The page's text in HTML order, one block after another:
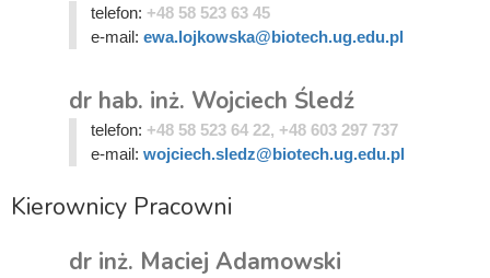
telefon: +48 58 523 63 45
e-mail: ewa.lojkowska@biotech.ug.edu.pl
dr hab. inż. Wojciech Śledź
telefon: +48 58 523 64 22, +48 603 297 737
e-mail: wojciech.sledz@biotech.ug.edu.pl
Kierownicy Pracowni
dr inż. Maciej Adamowski